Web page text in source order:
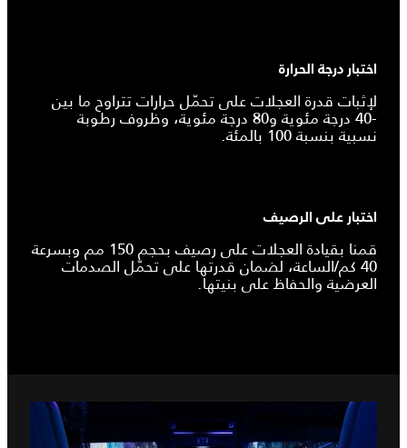
اختبار درجة الحرارة
لإثبات قدرة العجلات على تحمّل حرارات تتراوح ما بين
-40 درجة مئوية و80 درجة مئوية، وظروف رطوبة
نسبية بنسبة 100 بالمئة.
اختبار على الرصيف
قمنا بقيادة العجلات على رصيف بحجم 150 مم وبسرعة
40 كم/الساعة، لضمان قدرتها على تحمّل الصدمات
العرضية والحفاظ على بنيتها.